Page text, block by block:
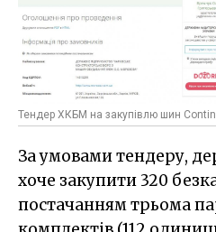
Тендер ХКБМ на закупівлю шин
За умовами тендеру,
хоче закупити 320
постачанням трьома